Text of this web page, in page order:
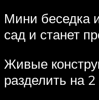
Мини беседка
сад и станет
Живые
разделить на